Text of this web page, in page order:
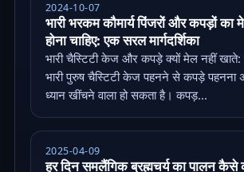
2024-10-07
भारी भरकम कौमार्य पिंजरों और कपड़ों का
होना चाहिए: एक सरल मार्गदर्शिका
भारी चैस्टिटी केज और कपड़े क्यों मेल नहीं
भारी पुरुष चैस्टिटी केज पहनने से कपड़े
ध्यान खींचने वाला हो सकता है। कपड़...
2025-04-09
हर दिन समलैंगिक ब्रह्मचर्य का पालन कैसे